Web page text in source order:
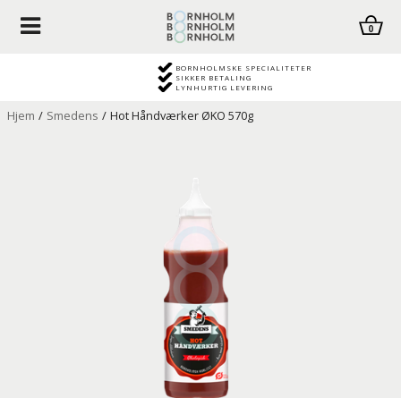
0
BORNHOLMSKE SPECIALITETER
SIKKER BETALING
LYNHURTIG LEVERING
Hjem / Smedens / Hot Håndværker ØKO 570g